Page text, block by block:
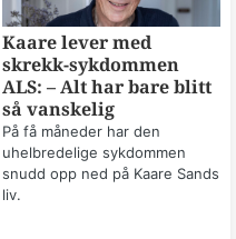
Kaare lever med
skrekk-sykdommen
ALS: – Alt har bare blitt
så vanskelig
På få måneder har den
uhelbredelige sykdommen
snudd opp ned på Kaare Sands
liv.